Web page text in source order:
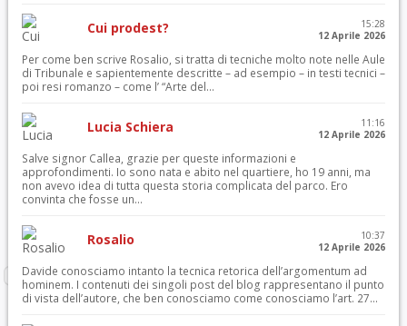
Cui prodest?
15:28
12 Aprile 2026
Per come ben scrive Rosalio, si tratta di tecniche molto note nelle Aule
di Tribunale e sapientemente descritte – ad esempio – in testi tecnici –
poi resi romanzo – come l’ “Arte del...
Lucia Schiera
11:16
12 Aprile 2026
Salve signor Callea, grazie per queste informazioni e
approfondimenti. Io sono nata e abito nel quartiere, ho 19 anni, ma
non avevo idea di tutta questa storia complicata del parco. Ero
convinta che fosse un...
Rosalio
10:37
12 Aprile 2026
Davide conosciamo intanto la tecnica retorica dell’argomentum ad
hominem. I contenuti dei singoli post del blog rappresentano il punto
di vista dell’autore, che ben conosciamo come conosciamo l’art. 27...